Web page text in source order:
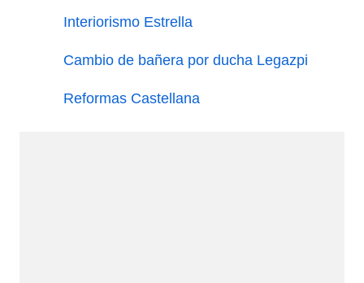
Interiorismo Estrella
Cambio de bañera por ducha Legazpi
Reformas Castellana